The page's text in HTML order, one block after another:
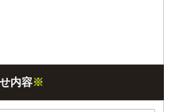
内容※